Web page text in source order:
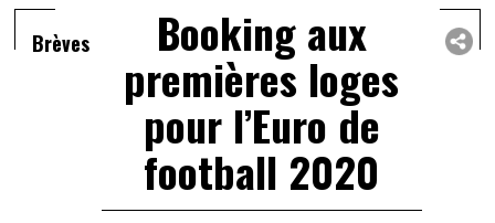
Brèves Booking aux
premières loges
pour l’Euro de
football 2020